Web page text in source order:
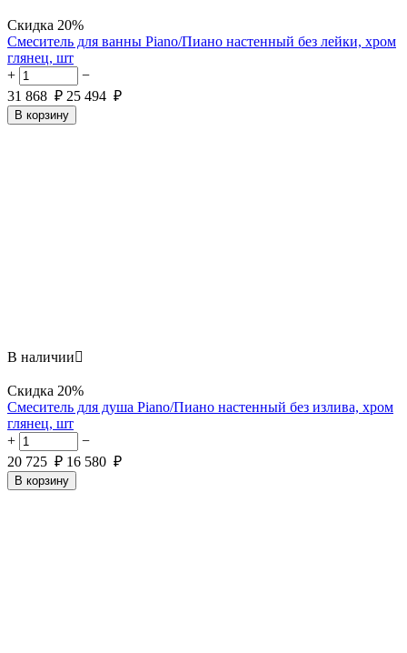
Скидка 20%
Смеситель для ванны Piano/Пиано настенный без лейки, хром
глянец, шт
+
−
31 868 ₽ 25 494 ₽
В корзину
В наличии
Скидка 20%
Смеситель для душа Piano/Пиано настенный без излива, хром
глянец, шт
+
−
20 725 ₽ 16 580 ₽
В корзину